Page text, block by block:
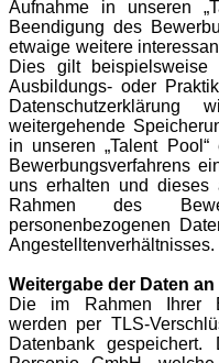
Aufnahme in unseren
Beendigung des
etwaige weitere
Dies gilt
Ausbildungs- oder
weitergehende
in unseren „Talent
Bewerbungsverfahrens
uns erhalten und dieses
Rahmen des
personenbezogenen
Angestelltenverhältnisses.
Weitergabe der Daten an
Die im Rahmen Ihrer
werden per TLS-
Datenbank